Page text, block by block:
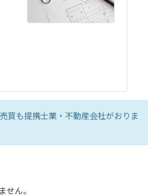
買も提携士業・不動産会社がおりま
せん。